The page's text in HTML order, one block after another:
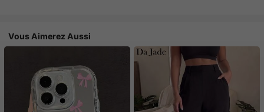
Vous Aimerez Aussi